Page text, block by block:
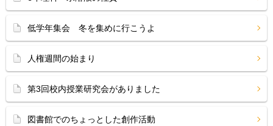
低学年集会 冬を集めに行こうよ
人権週間の始まり
第3回校内授業研究会がありました
図書館でのちょっとした創作活動